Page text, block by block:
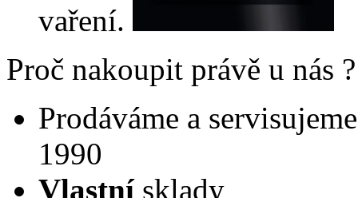
vaření.
Proč nakoupit právě u nás ?
Prodáváme a
1990
Vlastnísklady